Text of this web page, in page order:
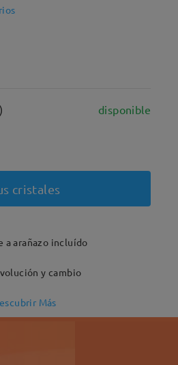
disponible
cristales
arañazo incluído
y cambio
Más